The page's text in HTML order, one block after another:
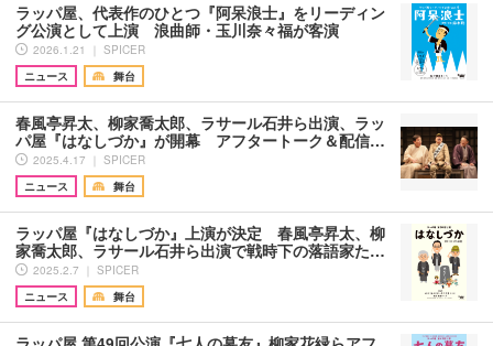
ラッパ屋、代表作のひとつ『阿呆浪士』をリーディン
グ公演として上演 浪曲師・玉川奈々福が客演
2026.1.21 ｜ SPICER
ニュース
舞台
春風亭昇太、柳家喬太郎、ラサール石井ら出演、ラッ
パ屋『はなしづか』が開幕 アフタートーク＆配信…
2025.4.17 ｜ SPICER
ニュース
舞台
ラッパ屋『はなしづか』上演が決定 春風亭昇太、柳
家喬太郎、ラサール石井ら出演で戦時下の落語家た…
2025.2.7 ｜ SPICER
ニュース
舞台